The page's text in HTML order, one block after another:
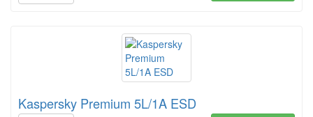
Kaspersky Premium 5L/1A ESD